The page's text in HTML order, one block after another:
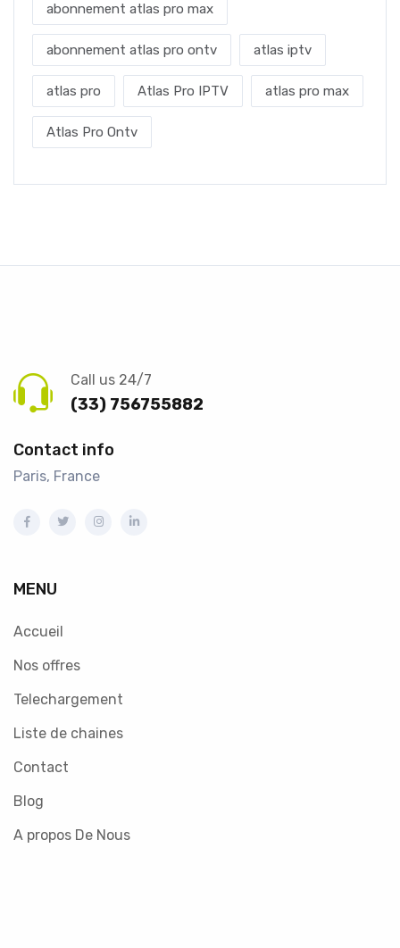
abonnement atlas pro max
abonnement atlas pro ontv atlas iptv
atlas pro Atlas Pro IPTV atlas pro max
Atlas Pro Ontv
Call us 24/7
(33) 756755882
Contact info
Paris, France
MENU
Accueil
Nos offres
Telechargement
Liste de chaines
Contact
Blog
A propos De Nous